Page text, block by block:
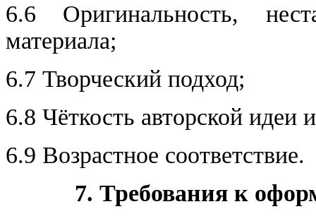
6.6 Оригинальность,
материала;
6.7 Творческий подход;
6.8 Чёткость авторской идеи
6.9 Возрастное соответствие.
7. Требования к